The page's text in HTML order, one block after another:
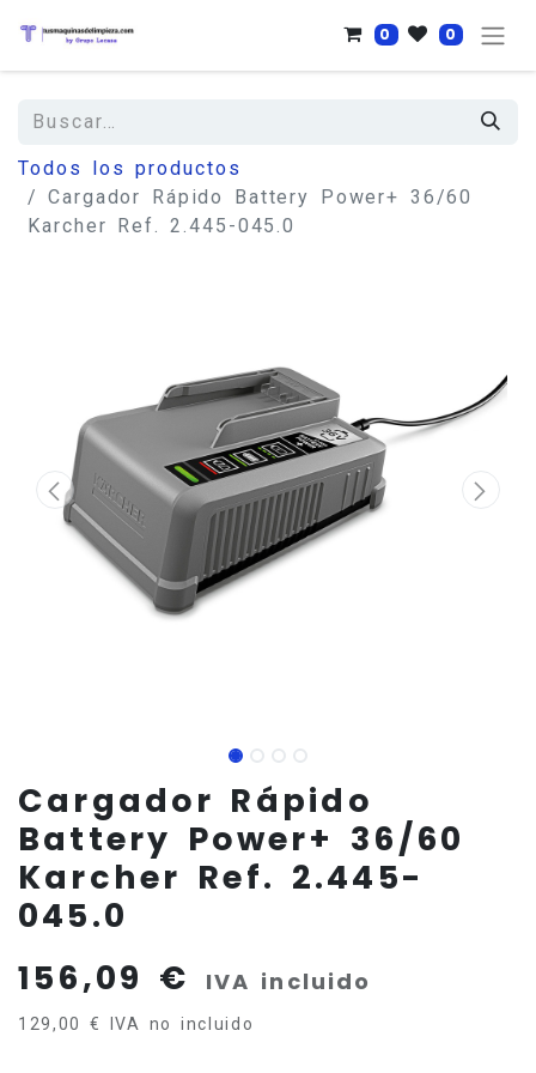
0 0
Todos los productos
Cargador Rápido Battery Power+ 36/60
Karcher Ref. 2.445-045.0
Cargador Rápido
Battery Power+ 36/60
Karcher Ref. 2.445-
045.0
156,09 € IVA incluido
129,00 € IVA no incluido